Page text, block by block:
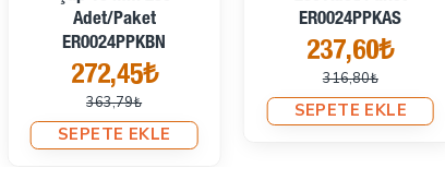
Adet/Paket
ER0024PPKBN
272,45₺
363,79₺
SEPETE EKLE
ER0024PPKAS
237,60₺
316,80₺
SEPETE EKLE